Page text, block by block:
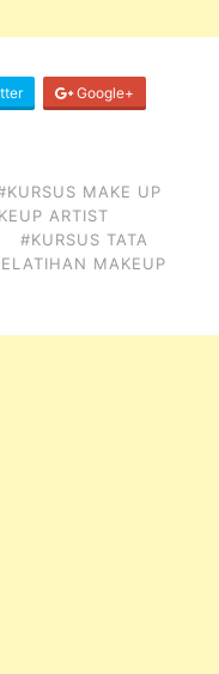
Google+
MAKE UP
ARTIST
#KURSUS TATA
MAKEUP